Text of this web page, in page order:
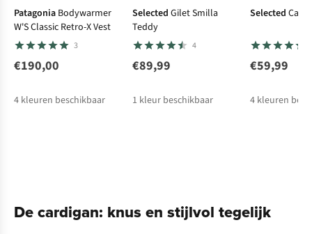
Patagonia Bodywarmer
W'S Classic Retro-X Vest
3
€190,00
4 kleuren beschikbaar
Selected Gilet Smilla
Teddy
4
€89,99
1 kleur beschikbaar
Selected
€59,99
4 kleuren
De cardigan: knus en stijlvol tegelijk